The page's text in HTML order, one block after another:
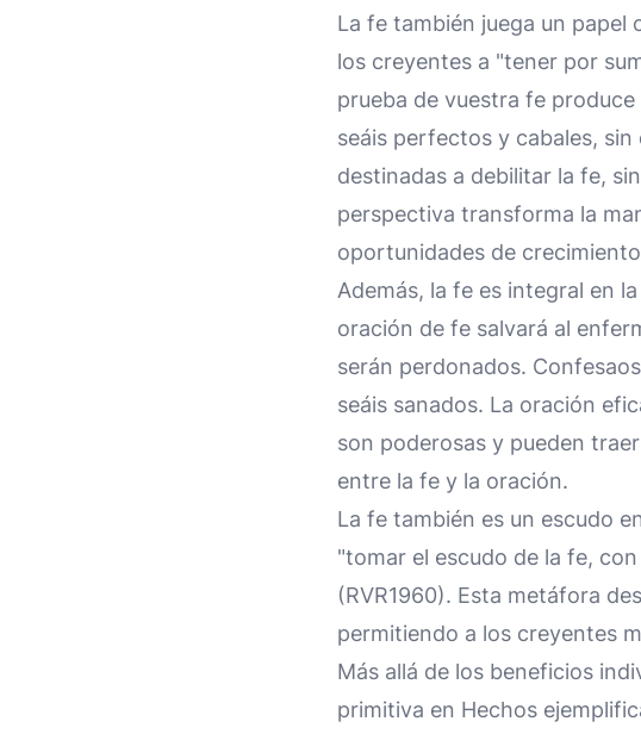
La fe también juega un papel
los creyentes a "tener por
prueba de vuestra fe
seáis perfectos y cabales, sin
destinadas a debilitar la fe,
perspectiva transforma la
oportunidades de
Además, la fe es integral en
oración de fe salvará al
serán perdonados.
seáis sanados. La oración
son poderosas y pueden
entre la fe y la oración.
La fe también es un escudo
"tomar el escudo de la fe,
(RVR1960). Esta metáfora
permitiendo a los creyentes
Más allá de los beneficios
primitiva en Hechos